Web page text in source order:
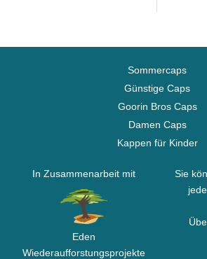
Sommercaps
Günstige Caps
Goorin Bros Caps
Damen Caps
Kappen für Kinder
In Zusammenarbeit mit
Eden
Wiederaufforstungsprojekte
Sie